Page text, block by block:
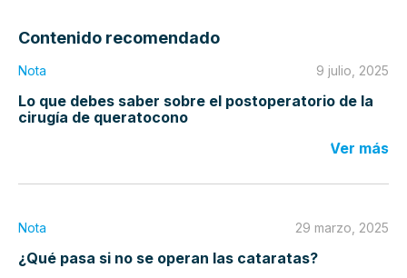
Contenido recomendado
Nota 9 julio, 2025
Lo que debes saber sobre el postoperatorio de la
cirugía de queratocono
Ver más
Nota 29 marzo, 2025
¿Qué pasa si no se operan las cataratas?